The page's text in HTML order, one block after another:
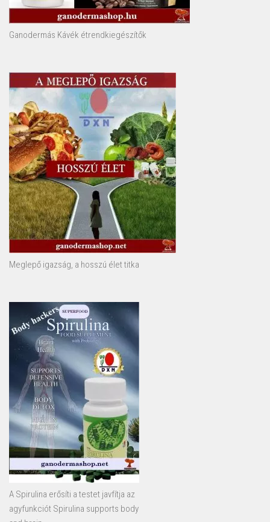
Ganodermás Kávék étrendkiegészítők
Meglepő igazság, a hosszú élet titka
A Spirulina erősíti a testet javfítja az
agyfunkciót Spirulina supports body